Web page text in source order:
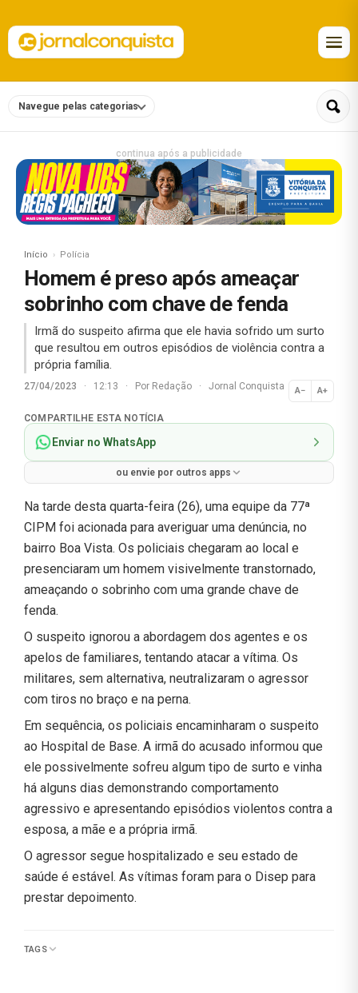
Navegue pelas categorias
continua após a publicidade
Início Polícia
Homem é preso após ameaçar
sobrinho com chave de fenda
Irmã do suspeito afirma que ele havia sofrido um surto
que resultou em outros episódios de violência contra a
própria família.
27/04/2023 · 12:13 · Por Redação · Jornal Conquista A− A+
Normal
COMPARTILHE ESTA NOTÍCIA
Enviar no WhatsApp
ou envie por outros apps
Na tarde desta quarta-feira (26), uma equipe da 77ª
CIPM foi acionada para averiguar uma denúncia, no
bairro Boa Vista. Os policiais chegaram ao local e
presenciaram um homem visivelmente transtornado,
ameaçando o sobrinho com uma grande chave de
fenda.
O suspeito ignorou a abordagem dos agentes e os
apelos de familiares, tentando atacar a vítima. Os
militares, sem alternativa, neutralizaram o agressor
com tiros no braço e na perna.
Em sequência, os policiais encaminharam o suspeito
ao Hospital de Base. A irmã do acusado informou que
ele possivelmente sofreu algum tipo de surto e vinha
há alguns dias demonstrando comportamento
agressivo e apresentando episódios violentos contra a
esposa, a mãe e a própria irmã.
O agressor segue hospitalizado e seu estado de
saúde é estável. As vítimas foram para o Disep para
prestar depoimento.
TAGS